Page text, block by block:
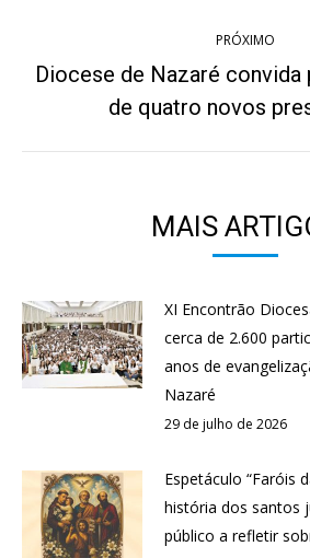
PRÓXIMO
Próximo
post:
Diocese de Nazaré convida
de quatro novos
MAIS
XI Encontrão
cerca de 2.600
anos de
Nazaré
29 de julho de 2026
Espetáculo “Faróis
história dos santos
público a refletir